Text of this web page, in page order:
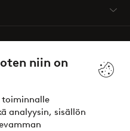
niin on
toiminnalle
analyysin, sisällön